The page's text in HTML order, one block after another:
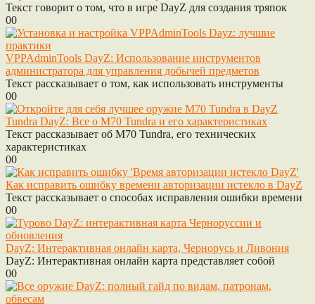
Текст говорит о том, что в игре DayZ для создания тряпок
00
VPPAdminTools DayZ: Использование инструментов
администратора для управления добычей предметов
Текст рассказывает о том, как использовать инструменты
00
Tundra DayZ: Все о M70 Tundra и его характеристиках
Текст рассказывает об M70 Tundra, его технических
характеристиках
00
Как исправить ошибку времени авторизации истекло в DayZ
Текст рассказывает о способах исправления ошибки времени
00
DayZ: Интерактивная онлайн карта, Чернорусь и Ливония
DayZ: Интерактивная онлайн карта представляет собой
00